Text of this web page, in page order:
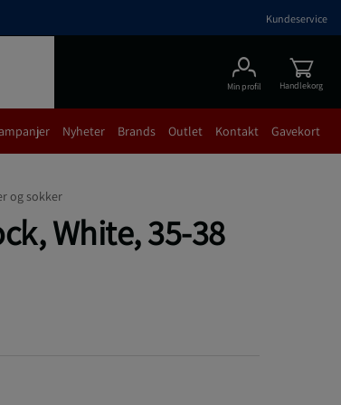
Kundeservice
Min profil Handlekorg
Nyheter Brands Outlet Kontakt Gavekort
og sokker
White, 35-38